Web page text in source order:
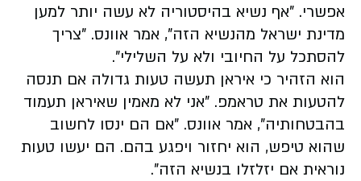
אפשרי. "אף נשיא בהיסטוריה לא עשה יותר למען
מדינת ישראל מהנשיא הזה", אמר אוונס. "צריך
להסתכל על החיובי ולא על השלילי".
הוא הזהיר כי איראן תעשה טעות גדולה אם תנסה
להטעות את טראמפ. "אני לא מאמין שאיראן תעמוד
בהבטחותיה", אמר אוונס. "אם הם ינסו לחשוב
שהוא טיפש, הוא יחזור ויפגע בהם. הם יעשו טעות
נוראית אם יזלזלו בנשיא הזה".